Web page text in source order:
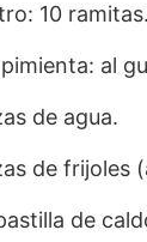
10 ramitas.
al
de agua.
de frijoles
de